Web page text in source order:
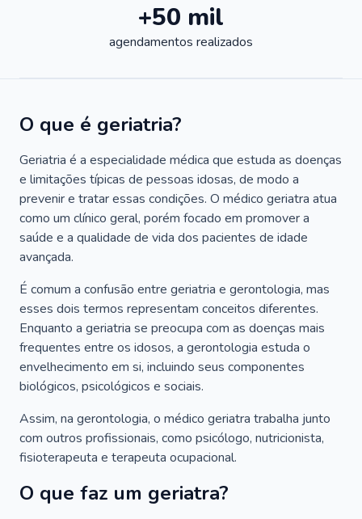
+50 mil
agendamentos realizados
O que é geriatria?
Geriatria é a especialidade médica que estuda as doenças
e limitações típicas de pessoas idosas, de modo a
prevenir e tratar essas condições. O médico geriatra atua
como um clínico geral, porém focado em promover a
saúde e a qualidade de vida dos pacientes de idade
avançada.
É comum a confusão entre geriatria e gerontologia, mas
esses dois termos representam conceitos diferentes.
Enquanto a geriatria se preocupa com as doenças mais
frequentes entre os idosos, a gerontologia estuda o
envelhecimento em si, incluindo seus componentes
biológicos, psicológicos e sociais.
Assim, na gerontologia, o médico geriatra trabalha junto
com outros profissionais, como psicólogo, nutricionista,
fisioterapeuta e terapeuta ocupacional.
O que faz um geriatra?